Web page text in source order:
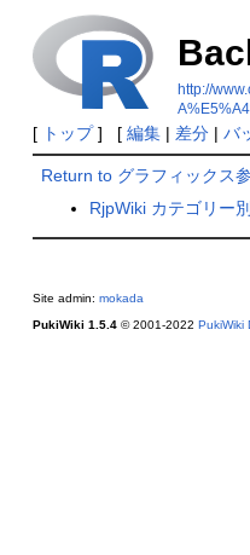
http://
[ トップ] [ 編集| 差分| バ
Return to グラフィックス
RjpWiki カテゴリー
Site admin: mokada
PukiWiki 1.5.4© 2001-2022 PukiWiki